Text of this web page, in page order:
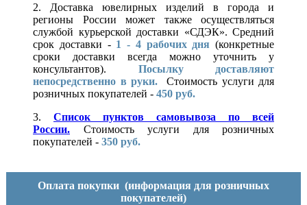
2. Доставка ювелирных изделий в города и
регионы России может также осуществляться
службой курьерской доставки «СДЭК». Средний
срок доставки - 1 - 4 рабочих дня (конкретные
сроки доставки всегда можно уточнить у
консультантов). Посылку доставляют
непосредственно в руки.
Стоимость услуги для
розничных покупателей - 450 руб.
3. Список пунктов самовывоза по всей
России.
Стоимость услуги для розничных
покупателей - 350 руб.
Оплата покупки (информация для розничных
покупателей)